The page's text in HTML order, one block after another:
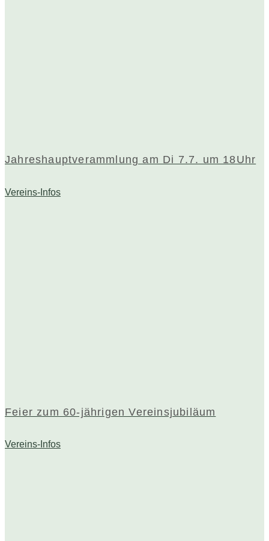
Jahreshauptverammlung am Di 7.7. um 18Uhr
Vereins-Infos
Feier zum 60-jährigen Vereinsjubiläum
Vereins-Infos